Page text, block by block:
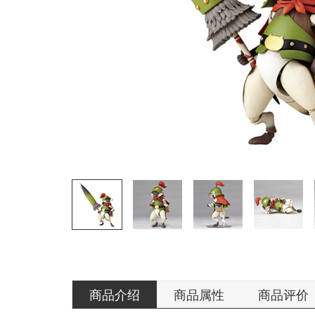
商品介绍 商品属性 商品评价